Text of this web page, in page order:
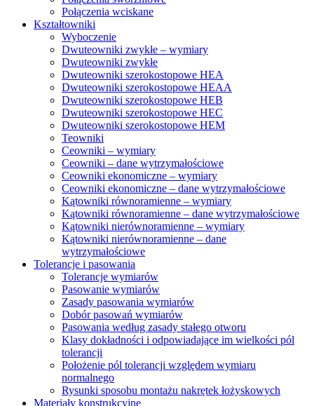
Połączenia wciskane
Kształtowniki
Wyboczenie
Dwuteowniki zwykłe – wymiary
Dwuteowniki zwykłe
Dwuteowniki szerokostopowe HEA
Dwuteowniki szerokostopowe HEAA
Dwuteowniki szerokostopowe HEB
Dwuteowniki szerokostopowe HEC
Dwuteowniki szerokostopowe HEM
Teowniki
Ceowniki – wymiary
Ceowniki – dane wytrzymałościowe
Ceowniki ekonomiczne – wymiary
Ceowniki ekonomiczne – dane wytrzymałościowe
Kątowniki równoramienne – wymiary
Kątowniki równoramienne – dane wytrzymałościowe
Kątowniki nierównoramienne – wymiary
Kątowniki nierównoramienne – dane
wytrzymałościowe
Tolerancje i pasowania
Tolerancje wymiarów
Pasowanie wymiarów
Zasady pasowania wymiarów
Dobór pasowań wymiarów
Pasowania według zasady stałego otworu
Klasy dokładności i odpowiadające im wielkości pól
tolerancji
Położenie pól tolerancji względem wymiaru
normalnego
Rysunki sposobu montażu nakrętek łożyskowych
Materiały konstrukcyjne